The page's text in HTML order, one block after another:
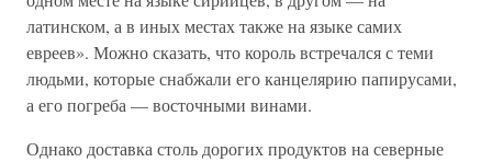
латинском, а в иных местах также на языке самих
евреев». Можно сказать, что король встречался с теми
людьми, которые снабжали его канцелярию папирусами,
а его погреба — восточными винами.
Однако доставка столь дорогих продуктов на северные